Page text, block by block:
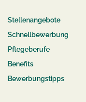
Stellenangebote
Schnellbewerbung
Pflegeberufe
Benefits
Bewerbungstipps